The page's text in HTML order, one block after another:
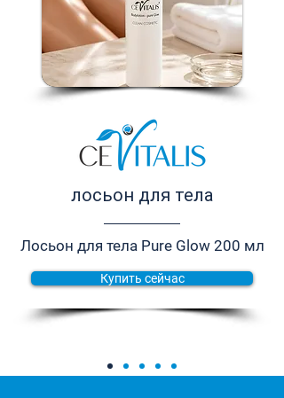
лосьон для тела
Лосьон для тела Pure Glow 200 мл
Купить сейчас